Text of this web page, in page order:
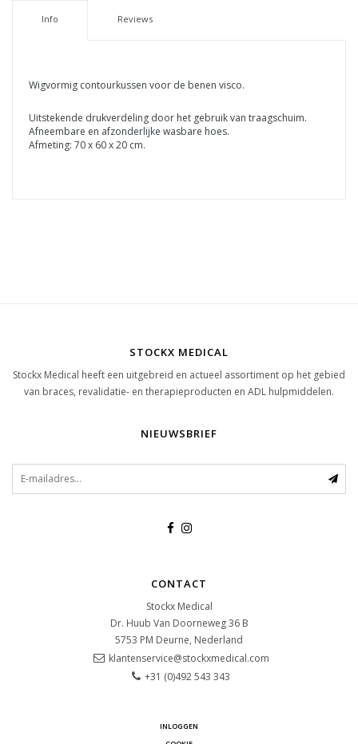
Info Reviews
Wigvormig contourkussen voor de benen visco.
Uitstekende drukverdeling door het gebruik van traagschuim.
Afneembare en afzonderlijke wasbare hoes.
Afmeting: 70 x 60 x 20 cm.
STOCKX MEDICAL
Stockx Medical heeft een uitgebreid en actueel assortiment op het gebied
van braces, revalidatie- en therapieproducten en ADL hulpmiddelen.
NIEUWSBRIEF
CONTACT
Stockx Medical
Dr. Huub Van Doorneweg 36 B
5753 PM Deurne, Nederland
klantenservice@stockxmedical.com
+31 (0)492 543 343
INLOGGEN